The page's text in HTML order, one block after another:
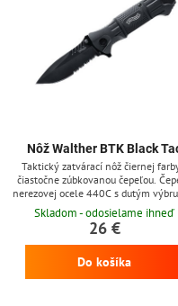
Nôž Walther BTK Black
Taktický zatvárací nôž čiernej
čiastočne zúbkovanou čepeľou.
nerezovej ocele 440C s dutým
má dĺžku 8,5 cm. Jednoducho sa
jednou rukou, pomocou flipperu.
rukoväť z anodizovaného hliníku je
extrémne odolná a pohodlne sa drží.
je vybavený poistkou liner lock,
Skladom - odosielame ihneď
26 €
Do košíka